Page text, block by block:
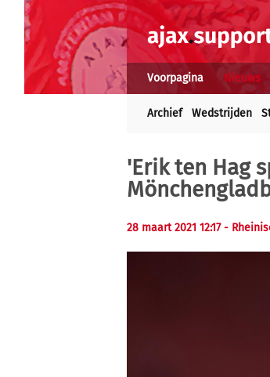
Voorpagina Nieuws
Archief Wedstrijden
'Erik ten Hag
28 maart 2021 12:17-